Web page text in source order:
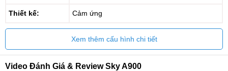
Thiết kế: Cảm ứng
Xem thêm cấu hình chi tiết
Video Đánh Giá & Review Sky A900